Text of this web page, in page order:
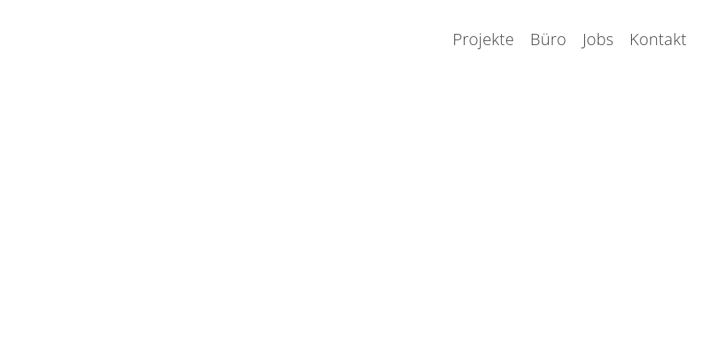
Projekte Büro Jobs Kontakt